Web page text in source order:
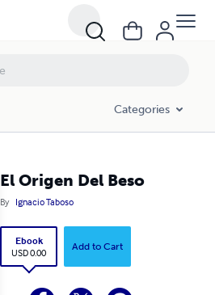
Categories
El Origen Del Beso
By Ignacio Taboso
Ebook
USD 0.00
Add to Cart